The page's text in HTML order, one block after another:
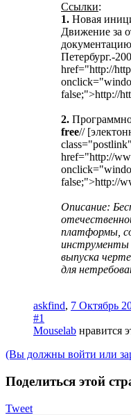
Ссылки:
1. Новая
Движение за
Петербург.-
href="http://
false;">http://
2.
free//
class="postlink"
href="http://
false;">http://
Описание:
платформы,
инструменты
выпуска
для
askfind, 7 Октябрь
#1
Mouselab нравится
(Вы должны войти или
Поделиться этой
Tweet